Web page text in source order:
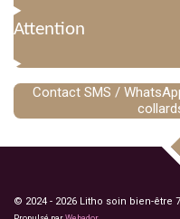
Attention
Contact SMS /
© 2024 - 2026 Litho soin bien-être